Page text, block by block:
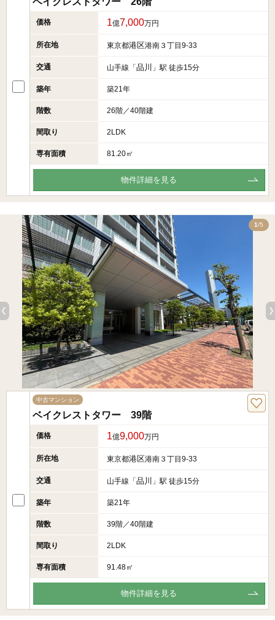
価格 1億7,000万円
所在地 東京都港区港南３丁目9-33
交通 山手線「 品川 」駅 徒歩15分
築年 築21年
階数 26階／40階建
間取り 2LDK
専有面積 81.20㎡
物件詳細を見る
1/5
中古マンション
ベイクレストタワー 39階
価格 1億9,000万円
所在地 東京都港区港南３丁目9-33
交通 山手線「 品川 」駅 徒歩15分
築年 築21年
階数 39階／40階建
間取り 2LDK
専有面積 91.48㎡
物件詳細を見る